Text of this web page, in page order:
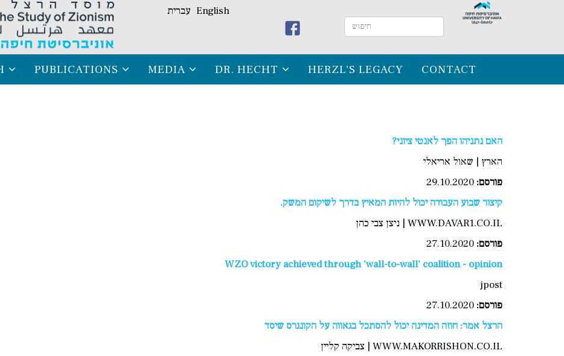
עברית English
PUBLICATIONS MEDIA DR. HECHT HERZL'S LEGACY CONTACT
האם נתניהו הפך לאנטי ציוני?
הארץ | שאול אריאלי
פורסם:
קיצור שבוע העבודה יכול להיות המאיץ בדרך לשיקום המשק.
WWW.DAVAR1.CO.IL | ניצן צבי כהן
פורסם:
WZO victory achieved through 'wall-to-wall' coalition - opinion
jpost
פורסם:
הרצל אמר: חוזה המדינה יכול להסתכל בגאווה על הקונגרס שיסד
WWW.MAKORRISHON.CO.IL | צביקה קליין